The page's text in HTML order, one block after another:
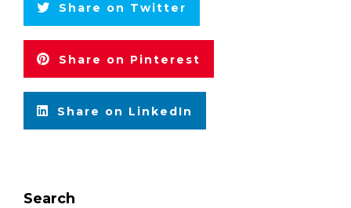
Share on Twitter
Share on Pinterest
Share on LinkedIn
Search